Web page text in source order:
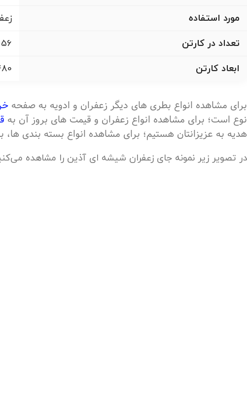
مورد استفاده
تعداد در کارتن
56 عدد
ابعاد کارتن
480 × 290 ×
برای مشاهده انواع بطری های دیگر زعفران و ادویه به صفحه
نوع است؛ برای مشاهده انواع زعفران و قیمت های بروز آن به
هدیه به عزیزانتان هستیم؛ برای مشاهده انواع بسته بندی
در تصویر زیر نمونه جای زعفران شیشه ای آذین را مشاهده